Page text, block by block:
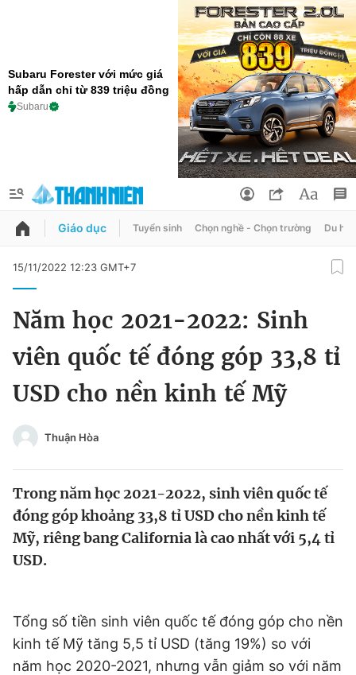
Subaru Forester với mức giá
hấp dẫn chỉ từ 839 triệu đồng
Subaru
QUẢNG CÁO ĐẶT BÁO
Video Magazine
Sản phẩm khác
Thông tin tòa soạn Liên hệ quảng cáo
Đổi mật khẩu
Tin đã lưu
Tin đã xem
Đăng xuất
Giáo dục Tuyển sinh Chọn nghề - Chọn trường Du học
15/11/2022 12:23 GMT+7
Năm học 2021-2022: Sinh
viên quốc tế đóng góp 33,8 tỉ
USD cho nền kinh tế Mỹ
Thuận Hòa
Trong năm học 2021-2022, sinh viên quốc tế
đóng góp khoảng 33,8 tỉ USD cho nền kinh tế
Mỹ, riêng bang California là cao nhất với 5,4 tỉ
USD.
Tổng số tiền sinh viên quốc tế đóng góp cho nền
kinh tế Mỹ tăng 5,5 tỉ USD (tăng 19%) so với
năm học 2020-2021, nhưng vẫn giảm so với năm